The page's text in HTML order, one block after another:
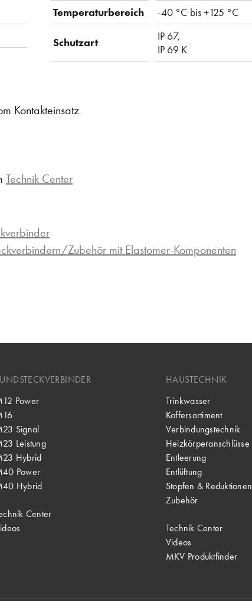
Temperaturbereich
-40 °C bis +125 °C
Schutzart
IP 67,
IP 69 K
Kontakteinsatz
Technik Center
Zubehör mit Elastomer-Komponenten
Power
Signal
Leistung
Hybrid
Power
Hybrid
Center
HAUSTECHNIK
Trinkwasser
Koffersortiment
Verbindungstechnik
Heizkörperanschlüsse
Entleerung
Entlüftung
Stopfen & Reduktionen
Zubehör
Technik Center
Videos
MKV Produktfinder